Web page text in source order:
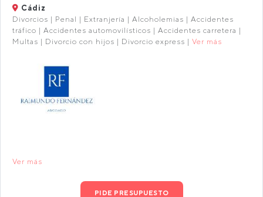
Cádiz
Divorcios | Penal | Extranjería | Alcoholemias | Accidentes
tráfico | Accidentes automovilísticos | Accidentes carretera |
Multas | Divorcio con hijos | Divorcio express | Ver más
Ver más
PIDE PRESUPUESTO